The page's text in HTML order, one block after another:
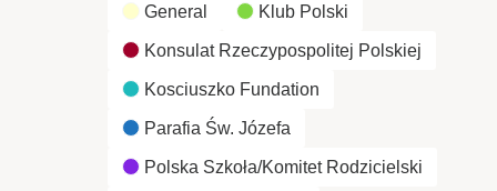
General Klub Polski
Konsulat Rzeczypospolitej Polskiej
Kosciuszko Fundation
Parafia Św. Józefa
Polska Szkoła/Komitet Rodzicielski